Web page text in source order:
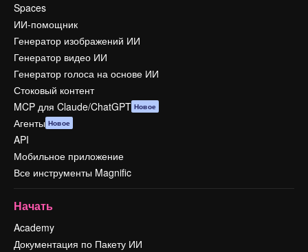
Spaces
ИИ-помощник
Генератор изображений ИИ
Генератор видео ИИ
Генератор голоса на основе ИИ
Стоковый контент
MCP для Claude/ChatGPT Новое
Агенты Новое
API
Мобильное приложение
Все инструменты Magnific
Начать
Academy
Документация по Пакету ИИ